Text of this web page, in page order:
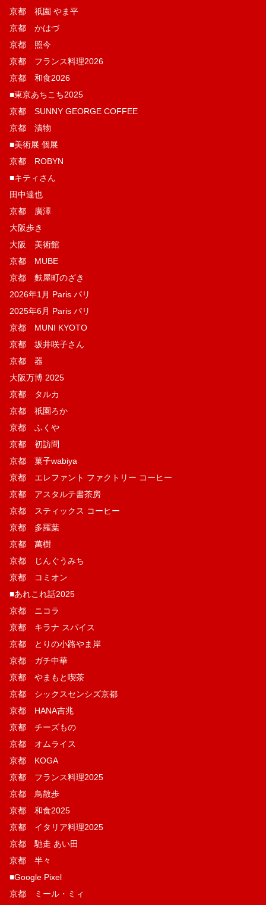
京都 祇園 やま平
京都 かはづ
京都 照今
京都 フランス料理2026
京都 和食2026
■東京あちこち2025
京都 SUNNY GEORGE COFFEE
京都 漬物
■美術展 個展
京都 ROBYN
■キティさん
田中達也
京都 廣澤
大阪歩き
大阪 美術館
京都 MUBE
京都 麩屋町のざき
2026年1月 Paris パリ
2025年6月 Paris パリ
京都 MUNI KYOTO
京都 坂井咲子さん
京都 器
大阪万博 2025
京都 タルカ
京都 祇園ろか
京都 ふくや
京都 初訪問
京都 菓子wabiya
京都 エレファント ファクトリー コーヒー
京都 アスタルテ書茶房
京都 スティックス コーヒー
京都 多羅葉
京都 萬樹
京都 じんぐうみち
京都 コミオン
■あれこれ話2025
京都 ニコラ
京都 キラナ スパイス
京都 とりの小路やま岸
京都 ガチ中華
京都 やまもと喫茶
京都 シックスセンシズ京都
京都 HANA吉兆
京都 チーズもの
京都 オムライス
京都 KOGA
京都 フランス料理2025
京都 鳥散歩
京都 和食2025
京都 イタリア料理2025
京都 馳走 あい田
京都 半々
■Google Pixel
京都 ミール・ミィ